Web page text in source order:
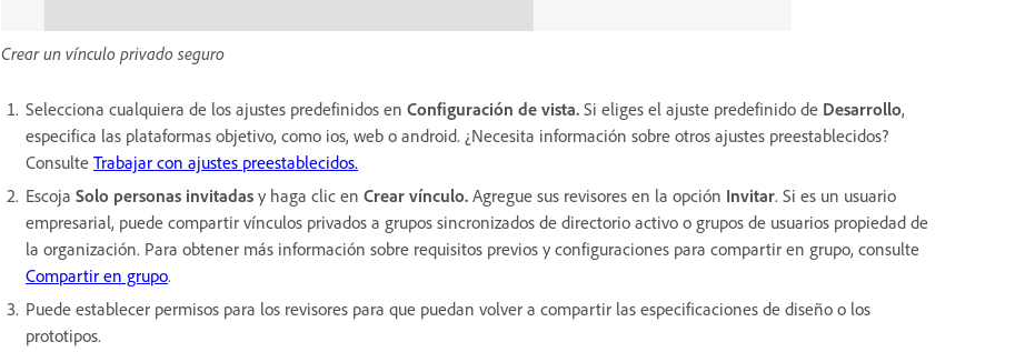
Crear un vínculo privado seguro
Selecciona cualquiera de los ajustes predefinidos en Configuración de vista. Si eliges el ajuste predefinido de Desarrollo,
especifica las plataformas objetivo, como ios, web o android. ¿Necesita información sobre otros ajustes preestablecidos?
Consulte Trabajar con ajustes preestablecidos.
Escoja Solo personas invitadas y haga clic en Crear vínculo. Agregue sus revisores en la opción Invitar. Si es un usuario
empresarial, puede compartir vínculos privados a grupos sincronizados de directorio activo o grupos de usuarios propiedad de
la organización. Para obtener más información sobre requisitos previos y configuraciones para compartir en grupo, consulte
Compartir en grupo.
Puede establecer permisos para los revisores para que puedan volver a compartir las especificaciones de diseño o los
prototipos.